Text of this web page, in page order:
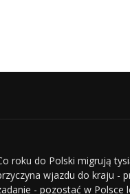
roku do Polski migrują
wjazdu do kraju -
- pozostać w Polsce